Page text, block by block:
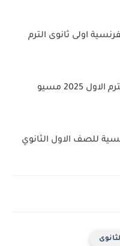
اولى ثانوى الترم
مراجعه فرنساوى اولى ثانوى الترم الاول 2025 مسيو
للصف الاول الثانوي